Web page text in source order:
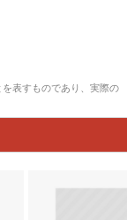
表すものであり、実際の